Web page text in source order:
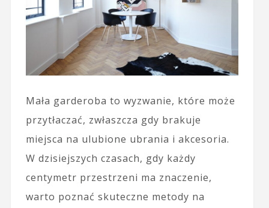
Mała garderoba to wyzwanie, które może
przytłaczać, zwłaszcza gdy brakuje
miejsca na ulubione ubrania i akcesoria.
W dzisiejszych czasach, gdy każdy
centymetr przestrzeni ma znaczenie,
warto poznać skuteczne metody na